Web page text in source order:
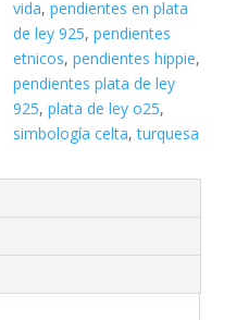
vida,pendientes en plata
de ley 925,pendientes
etnicos,pendientes hippie,
pendientes plata de ley
925,plata de ley o25,
simbología celta,turquesa